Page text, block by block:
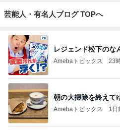
芸能人・有名人ブログ TOPへ
レジェンド松下のな
Amebaトピックス 23
朝の大掃除を終えて
Amebaトピックス 1日